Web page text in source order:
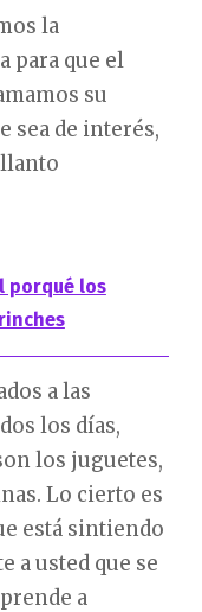
la
para que el
su
sea de interés,
porqué los
a las
los días,
los juguetes,
Lo cierto es
está sintiendo
a usted que se
a